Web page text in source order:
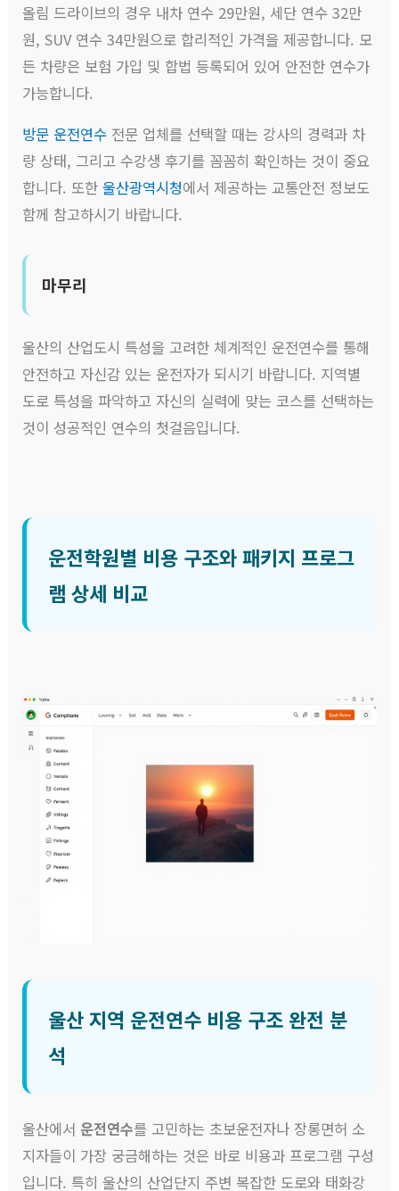
올림 드라이브의 경우 내차 연수 29만원, 세단 연수 32만
원, SUV 연수 34만원으로 합리적인 가격을 제공합니다. 모
든 차량은 보험 가입 및 합법 등록되어 있어 안전한 연수가
가능합니다.
방문 운전연수 전문 업체를 선택할 때는 강사의 경력과 차
량 상태, 그리고 수강생 후기를 꼼꼼히 확인하는 것이 중요
합니다. 또한울산광역시청에서 제공하는 교통안전 정보도
함께 참고하시기 바랍니다.
마무리
울산의 산업도시 특성을 고려한 체계적인 운전연수를 통해
안전하고 자신감 있는 운전자가 되시기 바랍니다. 지역별
도로 특성을 파악하고 자신의 실력에 맞는 코스를 선택하는
것이 성공적인 연수의 첫걸음입니다.
운전학원별 비용 구조와 패키지 프로그
램 상세 비교
울산 지역 운전연수 비용 구조 완전 분
석
울산에서 운전연수를 고민하는 초보운전자나 장롱면허 소
지자들이 가장 궁금해하는 것은 바로 비용과 프로그램 구성
입니다. 특히 울산의 산업단지 주변 복잡한 도로와 태화강